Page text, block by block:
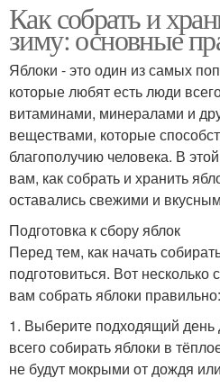
Как собрать и
зиму: основные
Яблоки - это один из самых
которые любят есть люди
витаминами, минералами и
веществами, которые
благополучию человека. В
вам, как собрать и хранить
оставались свежими и
Подготовка к сбору яблок
Перед тем, как начать
подготовиться. Вот несколько
вам собрать яблоки правильно:
1. Выберите подходящий день
всего собирать яблоки в
не будут мокрыми от дождя